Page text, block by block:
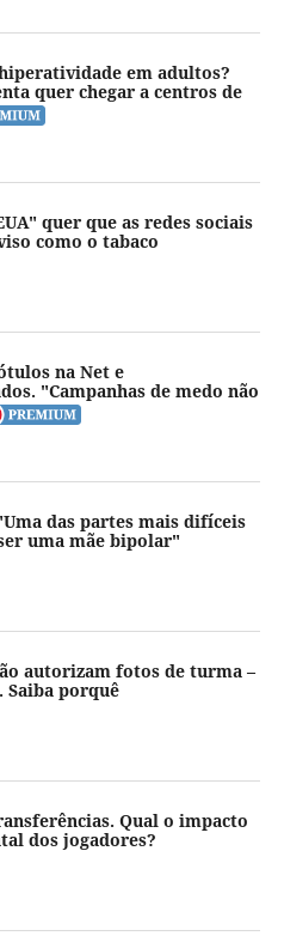
em adultos?
quer chegar a centros de
quer que as redes sociais
como o tabaco
na Net e
"Campanhas de medo não
das partes mais difíceis
uma mãe bipolar"
autorizam fotos de turma –
Saiba porquê
Qual o impacto
dos jogadores?